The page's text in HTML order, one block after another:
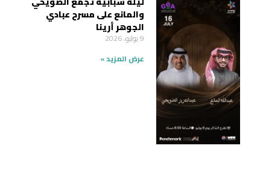
والمانع على مسرح عبادي
الجوهر أرينا
9 يوليو، 2026
عرض المزيد »